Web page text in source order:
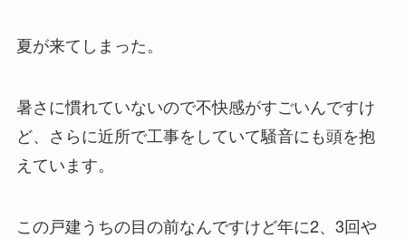
夏が来てしまった。
暑さに慣れていないので不快感がすごいんですけ
ど、さらに近所で工事をしていて騒音にも頭を抱
えています。
この戸建うちの目の前なんですけど年に2、3回や